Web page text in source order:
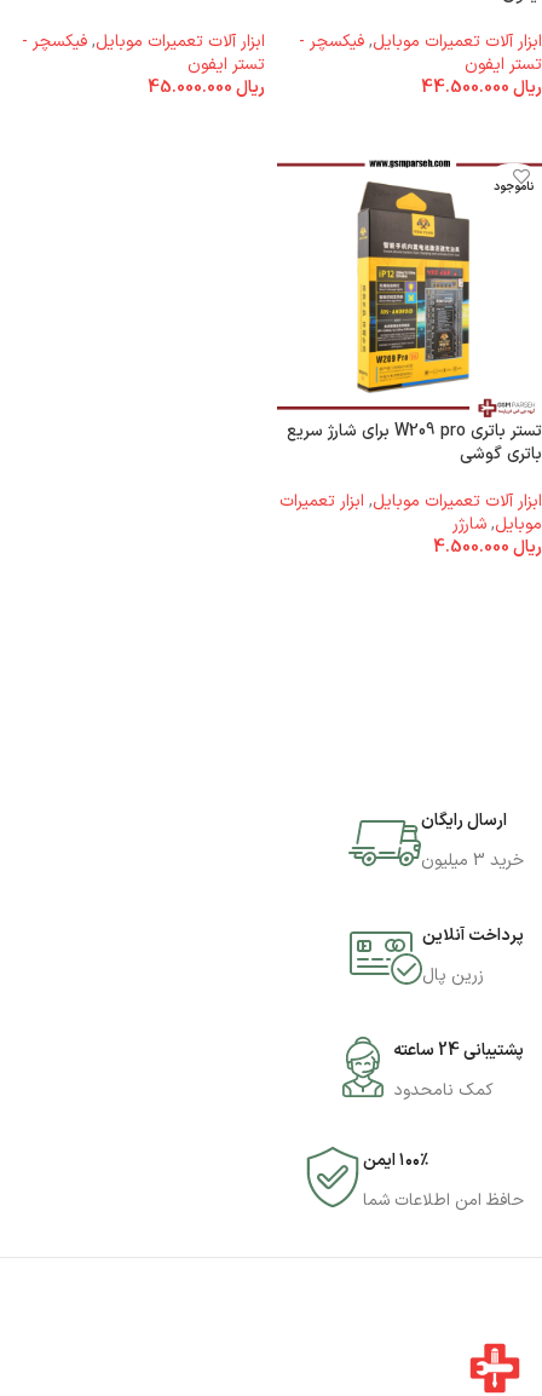
ابزار آلات تعمیرات موبایل,فیکسچر -
تستر ایفون
ریال
ابزار آلات تعمیرات موبایل,فیکسچر -
تستر ایفون
ریال
ناموجود
تستر باتری W209 pro برای شارژ سریع
باتری گوشی
ابزار آلات تعمیرات موبایل, ابزار تعمیرات
موبایل,شارژر
ریال
ارسال رایگان
خرید 3 میلیون
پرداخت آنلاین
زرین پال
پشتیبانی 24 ساعته
کمک نامحدود
۱۰۰٪ ایمن
حافظ امن اطلاعات شما